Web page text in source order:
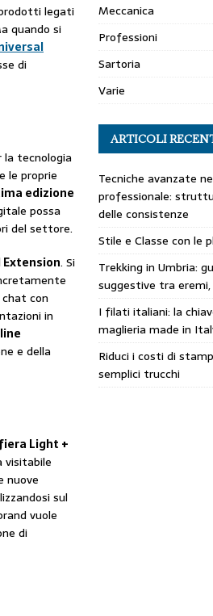
legati
quando si
di
la tecnologia
le proprie
edizione
possa
del settore.
. Si
con
in
e della
Light +
visitabile
nuove
sul
vuole
di
Meccanica
Professioni
Sartoria
Varie
ARTICOLI
Tecniche avanzate
professionale:
delle consistenze
Stile e Classe con le
Trekking in Umbria:
suggestive tra
I filati italiani: la
maglieria made in
Riduci i costi di
semplici trucchi